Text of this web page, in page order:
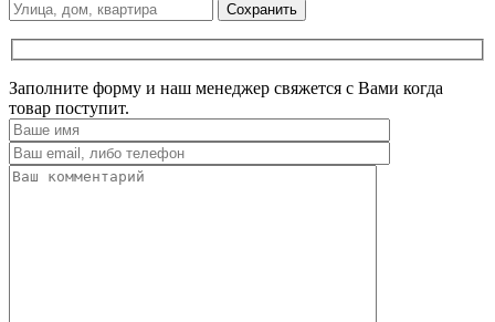
Сохранить
Заполните форму и наш менеджер свяжется с Вами когда
товар поступит.